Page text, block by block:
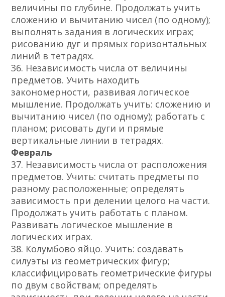
величины по глубине. Продолжать учить
сложению и вычитанию чисел (по одному);
выполнять задания в логических играх;
рисованию дуг и прямых горизонтальных
линий в тетрадях.
36. Независимость числа от величины
предметов. Учить находить
закономерности, развивая логическое
мышление. Продолжать учить: сложению и
вычитанию чисел (по одному); работать с
планом; рисовать дуги и прямые
вертикальные линии в тетрадях.
Февраль
37. Независимость числа от расположения
предметов. Учить: считать предметы по
разному расположенные; определять
зависимость при делении целого на части.
Продолжать учить работать с планом.
Развивать логическое мышление в
логических играх.
38. Колумбово яйцо. Учить: создавать
силуэты из геометрических фигур;
классифицировать геометрические фигуры
по двум свойствам; определять